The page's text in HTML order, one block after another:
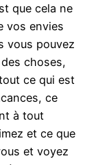
que cela ne
vos envies
vous pouvez
choses,
ce qui est
ce
à tout
et ce que
et voyez